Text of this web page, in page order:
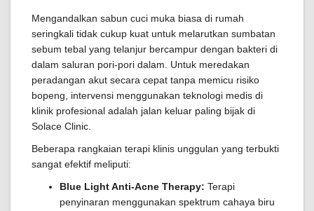
Mengandalkan sabun cuci muka biasa di rumah
seringkali tidak cukup kuat untuk melarutkan sumbatan
sebum tebal yang telanjur bercampur dengan bakteri di
dalam saluran pori-pori dalam. Untuk meredakan
peradangan akut secara cepat tanpa memicu risiko
bopeng, intervensi menggunakan teknologi medis di
klinik profesional adalah jalan keluar paling bijak di
Solace Clinic.
Beberapa rangkaian terapi klinis unggulan yang terbukti
sangat efektif meliputi:
Blue Light Anti-Acne Therapy: Terapi
penyinaran menggunakan spektrum cahaya biru